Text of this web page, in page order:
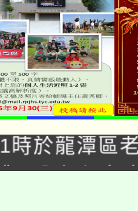
8/29、30在
!
時於龍潭區
局內行報名